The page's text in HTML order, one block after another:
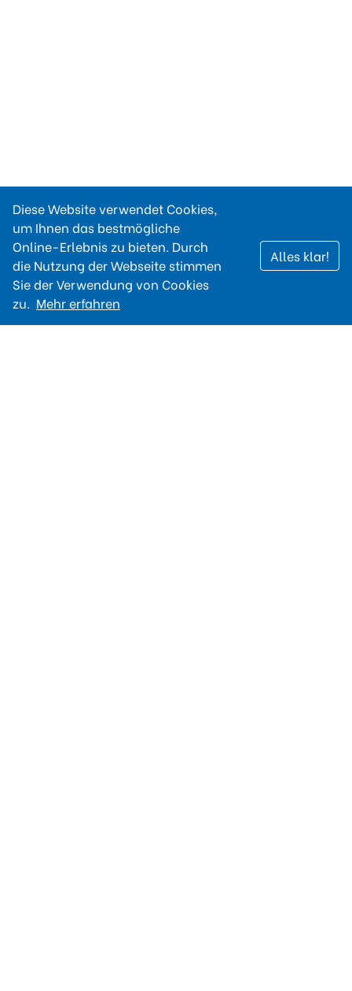
Diese Website verwendet Cookies,
um Ihnen das bestmögliche
Online-Erlebnis zu bieten. Durch
die Nutzung der Webseite stimmen
Sie der Verwendung von Cookies
zu. Mehr erfahren
Alles klar!